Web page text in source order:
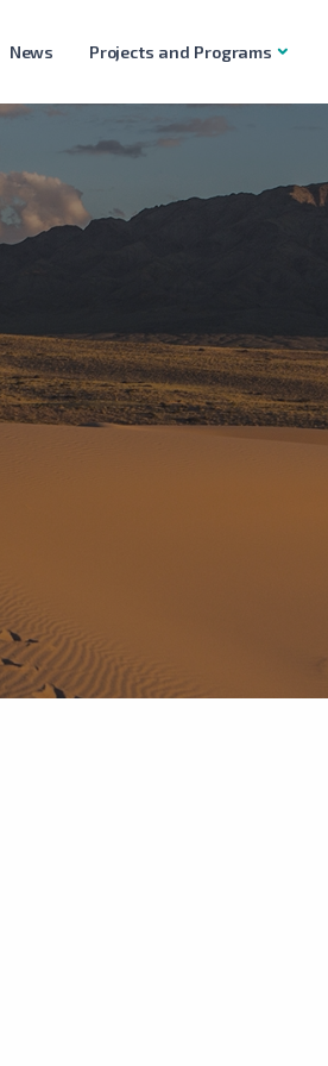
News Projects and Programs